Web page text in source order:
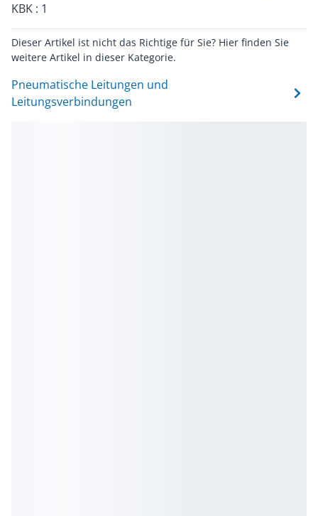
KBK : 1
Dieser Artikel ist nicht das Richtige für Sie? Hier finden Sie
weitere Artikel in dieser Kategorie.
Pneumatische Leitungen und
Leitungsverbindungen